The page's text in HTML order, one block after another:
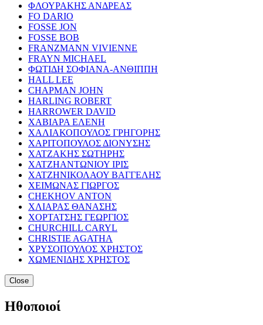
ΦΛΟΥΡΑΚΗΣ ΑΝΔΡΕΑΣ
FO DARIO
FOSSE JON
FOSSE BOB
FRANZMANN VIVIENNE
FRAYN MICHAEL
ΦΩΤΙΔΗ ΣΟΦΙΑΝΑ-ΑΝΘΙΠΠΗ
HALL LEE
CHAPMAN JOHN
HARLING ROBERT
HARROWER DAVID
ΧΑΒΙΑΡΑ ΕΛΕΝΗ
ΧΑΛΙΑΚΟΠΟΥΛΟΣ ΓΡΗΓΟΡΗΣ
ΧΑΡΙΤΟΠΟΥΛΟΣ ΔΙΟΝΥΣΗΣ
ΧΑΤΖΑΚΗΣ ΣΩΤΗΡΗΣ
ΧΑΤΖΗΑΝΤΩΝΙΟΥ ΙΡΙΣ
ΧΑΤΖΗΝΙΚΟΛΑΟΥ ΒΑΓΓΕΛΗΣ
ΧΕΙΜΩΝΑΣ ΓΙΩΡΓΟΣ
CHEKHOV ANTON
ΧΛΙΑΡΑΣ ΘΑΝΑΣΗΣ
ΧΟΡΤΑΤΣΗΣ ΓΕΩΡΓΙΟΣ
CHURCHILL CARYL
CHRISTIE AGATHA
ΧΡΥΣΟΠΟΥΛΟΣ ΧΡΗΣΤΟΣ
ΧΩΜΕΝΙΔΗΣ ΧΡΗΣΤΟΣ
Close
Ηθοποιοί